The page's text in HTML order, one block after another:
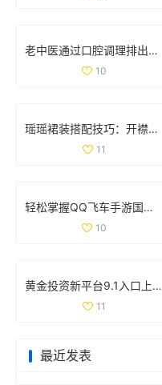
老中医通过口腔调理排出体内阴毒的方法揭秘
10
瑶瑶裙装搭配技巧：开襟开叉裙与鞋子的完美组合
11
轻松掌握QQ飞车手游国服成绩查询技巧和方法
10
黄金投资新平台9.1入口上线，尽享财富机会与投资资讯
11
最近发表